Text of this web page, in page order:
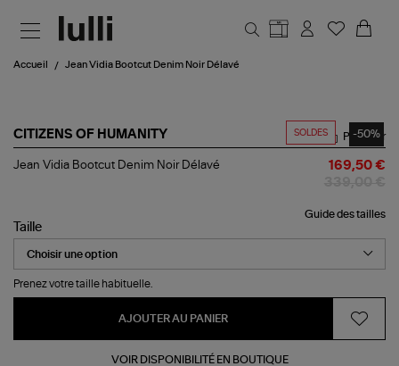
Accueil Jean Vidia Bootcut Denim Noir Délavé
SOLDES -50%
CITIZENS OF HUMANITY
Jean
Noir
Délavé
Partager
Jean Vidia Bootcut Denim Noir Délavé 169,50 €
Guide des tailles
Taille
Prenez votre taille habituelle.
AJOUTER AU PANIER
VOIR DISPONIBILITÉ EN BOUTIQUE